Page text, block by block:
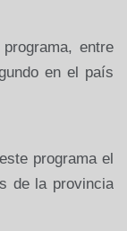
entre
en el país
programa el
de la provincia